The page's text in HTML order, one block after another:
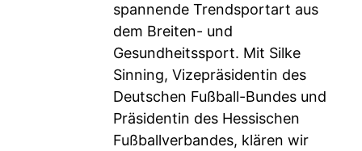
spannende Trendsportart aus
dem Breiten- und
Gesundheitssport. Mit Silke
Sinning, Vizepräsidentin des
Deutschen Fußball-Bundes und
Präsidentin des Hessischen
Fußballverbandes, klären wir